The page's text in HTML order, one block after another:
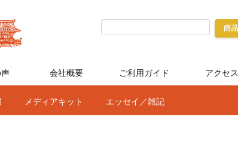
会社概要 ご利用ガイド アクセス
メディアキット エッセイ／雑記